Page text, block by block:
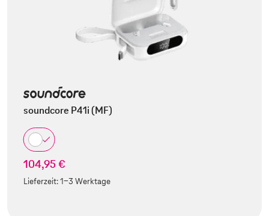
soundcore P41i (MF)
104,95 €
Lieferzeit:1-3 Werktage